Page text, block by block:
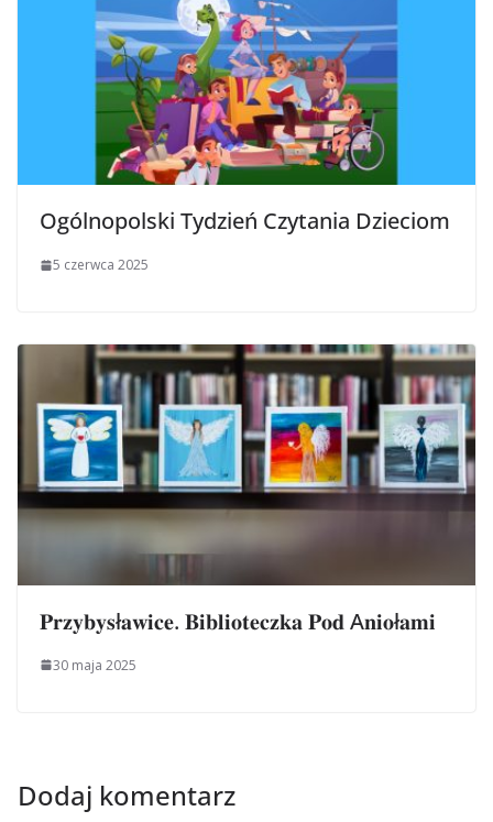
Ogólnopolski Tydzień Czytania Dzieciom
5 czerwca 2025
𝐏𝐫𝐳𝐲𝐛𝐲𝐬ł𝐚𝐰𝐢𝐜𝐞. 𝐁𝐢𝐛𝐥𝐢𝐨𝐭𝐞𝐜𝐳𝐤𝐚 𝐏𝐨𝐝 A𝐧𝐢𝐨ł𝐚𝐦𝐢
30 maja 2025
Dodaj komentarz